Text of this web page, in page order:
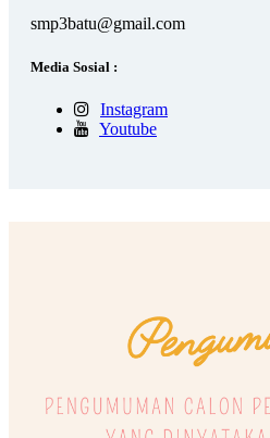
smp3batu@gmail.com
Media Sosial :
Instagram
Youtube